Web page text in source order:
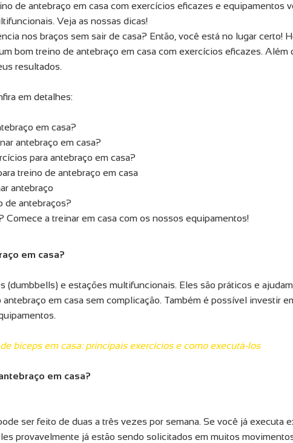
de antebraço em casa com exercícios eficazes e equipamentos
Veja as nossas dicas!
nos braços sem sair de casa? Então, você está no lugar certo!
bom treino de antebraço em casa com exercícios eficazes. Além
resultados.
em detalhes:
em casa?
antebraço em casa?
para antebraço em casa?
treino de antebraço em casa
antebraço
de antebraços?
Comece a treinar em casa com os nossos equipamentos!
em casa?
(dumbbells) e estações multifuncionais. Eles são práticos e
antebraço em casa sem complicação. Também é possível investir
de bíceps em casa: principais exercícios e como executá-los
em casa?
ser feito de duas a três vezes por semana. Se você já executa
provavelmente já estão sendo solicitados em muitos